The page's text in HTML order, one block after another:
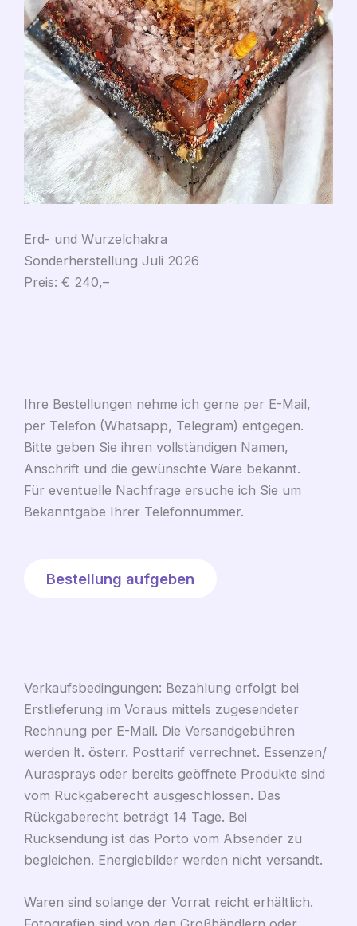
Erd- und Wurzelchakra
Sonderherstellung Juli 2026
Preis: € 240,–
Ihre Bestellungen nehme ich gerne per E-Mail,
per Telefon (Whatsapp, Telegram) entgegen.
Bitte geben Sie ihren vollständigen Namen,
Anschrift und die gewünschte Ware bekannt.
Für eventuelle Nachfrage ersuche ich Sie um
Bekanntgabe Ihrer Telefonnummer.
Bestellung aufgeben
Verkaufsbedingungen: Bezahlung erfolgt bei
Erstlieferung im Voraus mittels zugesendeter
Rechnung per E-Mail. Die Versandgebühren
werden lt. österr. Posttarif verrechnet. Essenzen/
Aurasprays oder bereits geöffnete Produkte sind
vom Rückgaberecht ausgeschlossen. Das
Rückgaberecht beträgt 14 Tage. Bei
Rücksendung ist das Porto vom Absender zu
begleichen. Energiebilder werden nicht versandt.
Waren sind solange der Vorrat reicht erhältlich.